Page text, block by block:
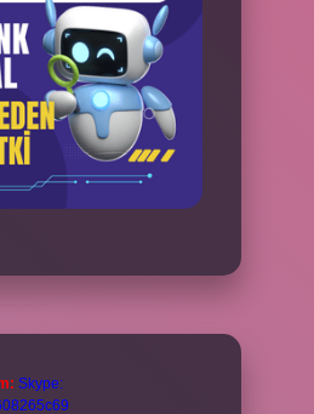
Skype: